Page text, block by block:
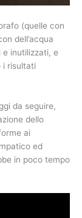
(quelle con
dell’acqua
inutilizzati, e
i risultati
da seguire,
dello
ai
ed
in poco tempo